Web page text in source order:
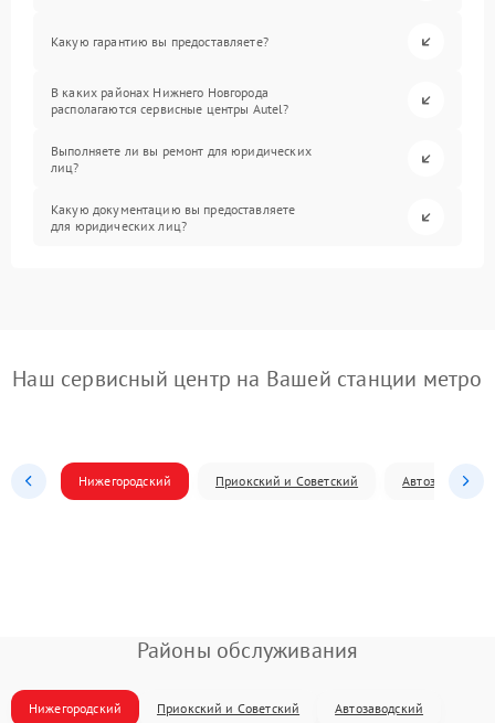
Какую гарантию вы предоставляете?
В каких районах Нижнего Новгорода
располагаются сервисные центры Autel?
Выполняете ли вы ремонт для юридических
лиц?
Какую документацию вы предоставляете
для юридических лиц?
Наш сервисный центр на Вашей станции метро
Нижегородский Приокский и Советский Автозаводский
Районы обслуживания
Нижегородский Приокский и Советский Автозаводский